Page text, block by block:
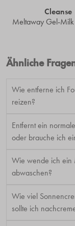
Cleanse
Meltaway Gel-
Ähnliche
Wie entferne ich
reizen?
Entfernt ein
oder brauche ich
Wie wende ich ein
abwaschen?
Wie viel
sollte ich